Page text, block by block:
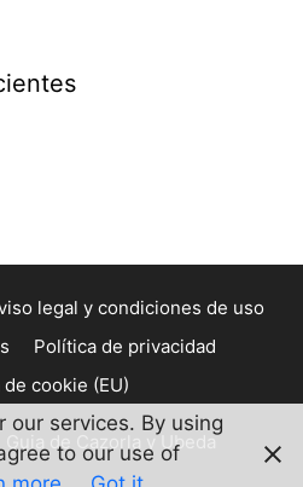
legal y condiciones de uso
Política de privacidad
cookie (EU)
Guia de Cazorla y Ubeda
our services. By using
to our use of